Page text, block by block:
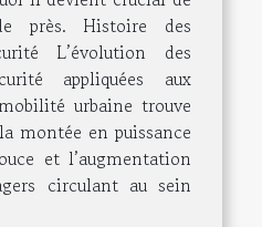
près. Histoire des
L’évolution des
appliquées aux
urbaine trouve
montée en puissance
et l’augmentation
circulant au sein